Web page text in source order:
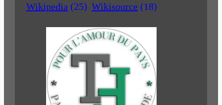
Wikipedia (25) Wikisource (18)